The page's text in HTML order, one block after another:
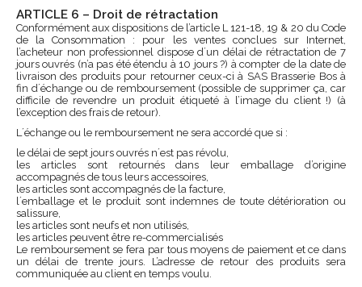
ARTICLE 6 – Droit de rétractation
Conformément aux dispositions de l’article L 121-18, 19 & 20 du Code
de la Consommation : pour les ventes conclues sur Internet,
l’acheteur non professionnel dispose d´un délai de rétractation de 7
jours ouvrés (n’a pas été étendu à 10 jours ?) à compter de la date de
livraison des produits pour retourner ceux-ci à SAS Brasserie Bos à
fin d´échange ou de remboursement (possible de supprimer ça, car
difficile de revendre un produit étiqueté à l’image du client !) (à
l’exception des frais de retour).
L´échange ou le remboursement ne sera accordé que si :
le délai de sept jours ouvrés n´est pas révolu,
les articles sont retournés dans leur emballage d’origine
accompagnés de tous leurs accessoires,
les articles sont accompagnés de la facture,
l´emballage et le produit sont indemnes de toute détérioration ou
salissure,
les articles sont neufs et non utilisés,
les articles peuvent être re-commercialisés
Le remboursement se fera par tous moyens de paiement et ce dans
un délai de trente jours. L’adresse de retour des produits sera
communiquée au client en temps voulu.